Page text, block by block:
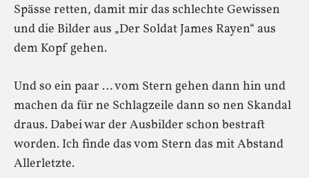
Spässe retten, damit mir das schlechte Gewissen
und die Bilder aus „Der Soldat James Rayen“ aus
dem Kopf gehen.
Und so ein paar … vom Stern gehen dann hin und
machen da für ne Schlagzeile dann so nen Skandal
draus. Dabei war der Ausbilder schon bestraft
worden. Ich finde das vom Stern das mit Abstand
Allerletzte.